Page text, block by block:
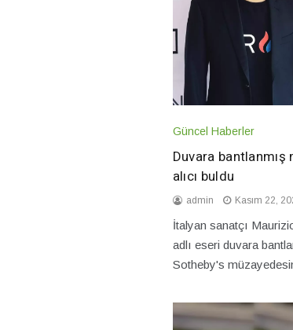
Güncel Haberler
Duvara
alıcı buldu
admin Kasım 22,
İtalyan sanatçı
adlı eseri duvara
Sotheby's